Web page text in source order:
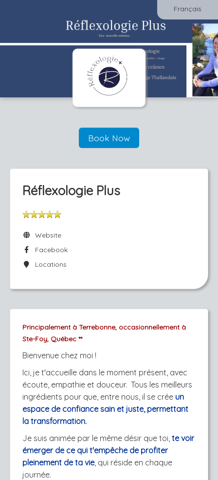
Français
Book Now
Réflexologie Plus
Website
Facebook
Locations
Principalement à Terrebonne, occasionnellement à
Ste-Foy, Québec **
Bienvenue chez moi !
Ici, je t'accueille dans le moment présent, avec
écoute, empathie et douceur. Tous les meilleurs
ingrédients pour que, entre nous, il se crée un
espace de confiance sain et juste, permettant
la transformation.
Je suis animée par le même désir que toi, te voir
émerger de ce qui t'empêche de profiter
pleinement de ta vie, qui réside en chaque
journée.